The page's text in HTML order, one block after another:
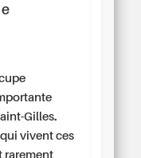
Gilles.
vivent ces
rarement